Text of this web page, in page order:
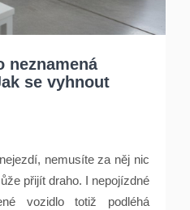
neznamená
se vyhnout
nemusíte za něj nic
přijít draho. I nepojízdné
vozidlo totiž podléhá